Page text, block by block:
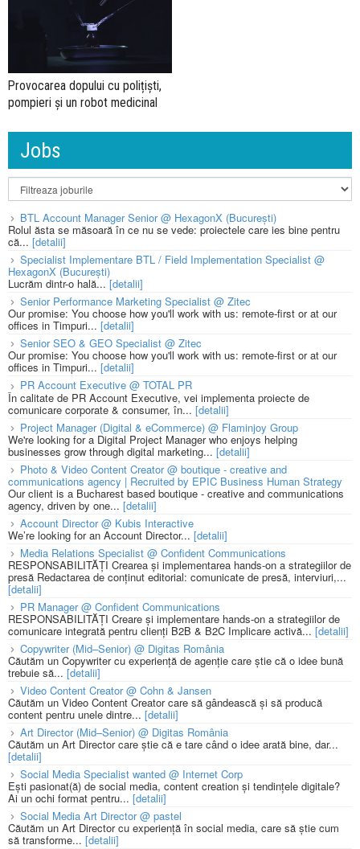
Provocarea dopului cu polițiști,
pompieri și un robot medicinal
Jobs
BTL Account Manager Senior @ HexagonX (București)
Rolul ăsta se măsoară în ce nu se vede: proiectele care ies bine pentru
că... [detalii]
Specialist Implementare BTL / Field Implementation Specialist @
HexagonX (București)
Lucrăm dintr-o hală... [detalii]
Senior Performance Marketing Specialist @ Zitec
Our promise: You choose how you'll work with us: remote-first or at our
offices in Timpuri... [detalii]
Senior SEO & GEO Specialist @ Zitec
Our promise: You choose how you'll work with us: remote-first or at our
offices in Timpuri... [detalii]
PR Account Executive @ TOTAL PR
În calitate de PR Account Executive, vei implementa proiecte de
comunicare corporate & consumer, în... [detalii]
Project Manager (Digital & eCommerce) @ Flaminjoy Group
We're looking for a Digital Project Manager who enjoys helping
businesses grow through digital marketing... [detalii]
Photo & Video Content Creator @ boutique - creative and
communications agency | Recruited by EPIC Business Human Strategy
Our client is a Bucharest based boutique - creative and communications
agency, driven by one... [detalii]
Account Director @ Kubis Interactive
We’re looking for an Account Director... [detalii]
Media Relations Specialist @ Confident Communications
RESPONSABILITĂȚI Crearea și implementarea hands-on a strategiilor de
presă Redactarea de conținut editorial: comunicate de presă, interviuri,...
[detalii]
PR Manager @ Confident Communications
RESPONSABILITĂȚI Creare și implementare hands-on a strategiilor de
comunicare integrată pentru clienți B2B & B2C Implicare activă... [detalii]
Copywriter (Mid–Senior) @ Digitas România
Căutăm un Copywriter cu experiență de agenție care știe că o idee bună
trebuie să... [detalii]
Video Content Creator @ Cohn & Jansen
Căutăm un Video Content Creator care să gândească și să producă
content pentru unele dintre... [detalii]
Art Director (Mid–Senior) @ Digitas România
Căutăm un Art Director care știe că e tare când o idee arată bine, dar...
[detalii]
Social Media Specialist wanted @ Internet Corp
Ești pasionat(ă) de social media, content creation și tendințele digitale?
Ai un ochi format pentru... [detalii]
Social Media Art Director @ pastel
Căutăm un Art Director cu experiență în social media, care să știe cum
să transforme... [detalii]